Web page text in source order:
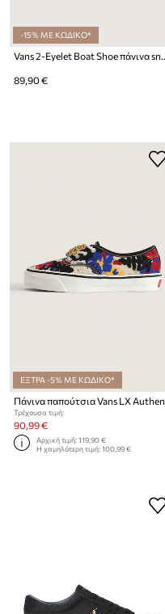
-15% ΜΕ ΚΩΔΙΚΟ*
89,90 €
ΕΞΤΡΑ -5% ΜΕ ΚΩΔΙΚΟ*
Τρέχουσα τιμή:
90,99 €
Αρχική τιμή:119,90 €
Η χαμηλότερη τιμή:100,99 €